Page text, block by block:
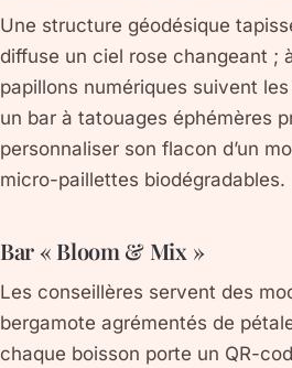
Une structure géodésique
diffuse un ciel rose changeant ;
papillons numériques suivent
un bar à tatouages éphémères
personnaliser son flacon d’un
micro-paillettes biodégradables.
Bar « Bloom & Mix »
Les conseillères servent des
bergamote agrémentés de
chaque boisson porte un QR-